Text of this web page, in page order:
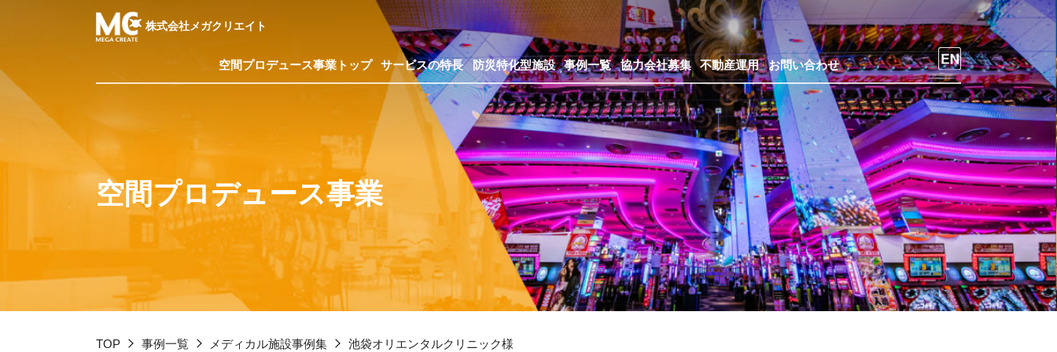
株式会社メガクリエイト
空間プロデュース事業トップ サービスの特長 防災特化型施設 事例一覧 協力会社募集 不動産運用 お問い合わせ
空間プロデュース事業
TOP 事例一覧 メディカル施設事例集 池袋オリエンタルクリニック様